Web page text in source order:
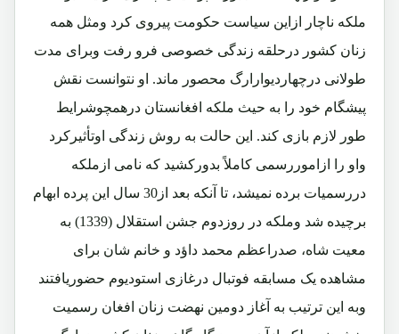
ملکه ناچار ازاین سیاست حکومت پیروی کرد ومثل همه
زنان کشور درحلقه زندگی خصوصی فرو رفت وبرای مدت
طولانی درچهاردیوارارگ محصور ماند. او نتوانست نقش
پیشگام خود را به حیث ملکه افغانستان درهمچوشرایط
طور لازم بازی کند. این حالت به روش زندگی اوتأثیرکرد
واو را ازاموررسمی کاملاً بدورکشید که نامی ازملکه
دررسمیات برده نمیشد، تا آنکه بعد از30 سال این پرده ابهام
برچیده شد وملکه در روزدوم جشن استقلال (1339) به
معیت شاه، صدراعظم محمد داؤد و خانم شان برای
مشاهده یک مسابقه فوتبال درغازی استودیوم حضوریافتند
وبه این ترتیب به آغاز دومین نهضت زنان افغان رسمیت